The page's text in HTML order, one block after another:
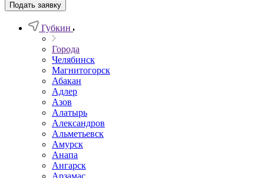
Подать заявку
Губкин
Города
Челябинск
Магнитогорск
Абакан
Адлер
Азов
Алатырь
Александров
Альметьевск
Амурск
Анапа
Ангарск
Арзамас